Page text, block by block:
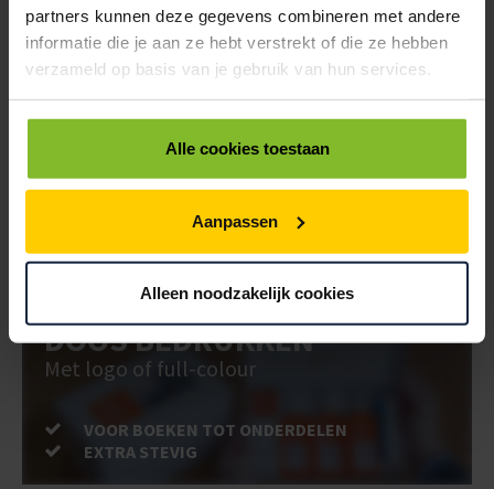
partners kunnen deze gegevens combineren met andere
informatie die je aan ze hebt verstrekt of die ze hebben
verzameld op basis van je gebruik van hun services.
Alle cookies toestaan
Aanpassen
Alleen noodzakelijk cookies
BRIEVENBUSDOOS
BEDRUKKEN
Post stevig verpakt
VOOR BOEKEN TOT ONDERDELEN
DOOS BEDRUKKEN
Met logo of full-colour
VOOR BOEKEN TOT ONDERDELEN
EXTRA STEVIG